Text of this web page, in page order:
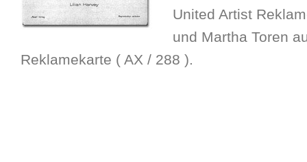
United Artist
und Martha Toren
Reklamekarte ( AX / 288 ).